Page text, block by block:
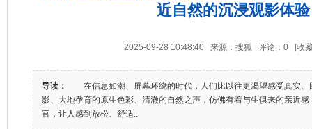
近自然的沉浸观影体验
2025-09-28 10:48:40 来源：搜狐 评论： 0 [收
导读：
在信息如潮、屏幕环绕的时代，人们比以往更渴望感受真实、
影、大地孕育的原生色彩、清澈的自然之声，仿佛有着与生俱来的亲近
官，让人感到放松、舒适...